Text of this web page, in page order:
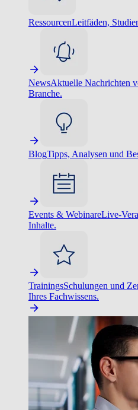
RessourcenLeitfäden,
NewsAktuelle Nachrichten
Branche.
BlogTipps, Analysen und
Events & WebinareLive-
Inhalte.
TrainingsSchulungen und
Ihres Fachwissens.